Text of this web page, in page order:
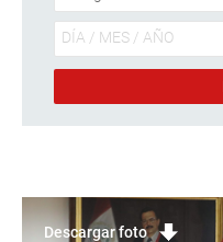
Descargar foto